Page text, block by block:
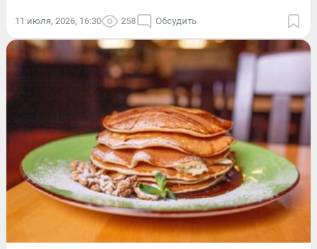
11 июля, 2026, 16:30 258 Обсудить